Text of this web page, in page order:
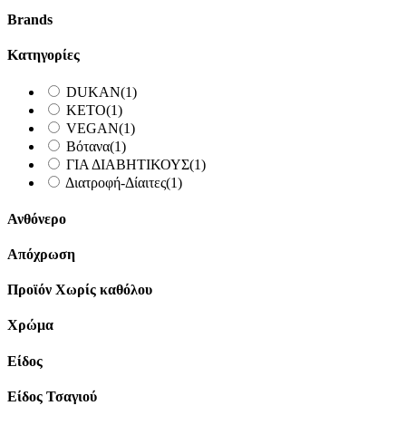
Brands
Κατηγορίες
DUKAN(1)
KETO(1)
VEGAN(1)
Βότανα(1)
ΓΙΑ ΔΙΑΒΗΤΙΚΟΥΣ(1)
Διατροφή-Δίαιτες(1)
Ανθόνερο
Απόχρωση
Προϊόν Χωρίς καθόλου
Χρώμα
Είδος
Είδος Τσαγιού